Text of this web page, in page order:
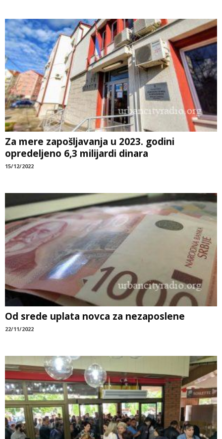
Za mere zapošljavanja u 2023. godini
opredeljeno 6,3 milijardi dinara
15/12/2022
Od srede uplata novca za nezaposlene
22/11/2022